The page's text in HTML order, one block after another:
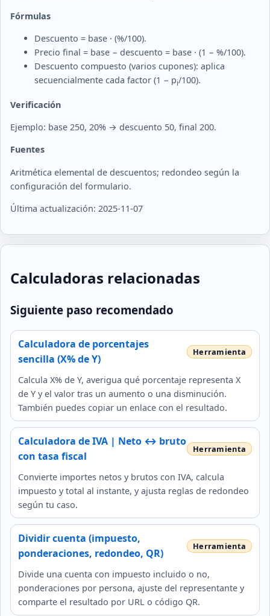
Fórmulas
Descuento = base · (%/100).
Precio final = base − descuento = base · (1 − %/100).
Descuento compuesto (varios cupones): aplica
secuencialmente cada factor (1 − pi/100).
Verificación
Ejemplo: base 250, 20% → descuento 50, final 200.
Fuentes
Aritmética elemental de descuentos; redondeo según la
configuración del formulario.
Última actualización: 2025-11-07
Calculadoras relacionadas
Siguiente paso recomendado
Calculadora de porcentajes
sencilla (X% de Y)
Calcula X% de Y, averigua qué porcentaje representa X
de Y y el valor tras un aumento o una disminución.
También puedes copiar un enlace con el resultado.
Calculadora de IVA | Neto ↔ bruto
con tasa fiscal
Convierte importes netos y brutos con IVA, calcula
impuesto y total al instante, y ajusta reglas de redondeo
según tu caso.
Dividir cuenta (impuesto,
ponderaciones, redondeo, QR)
Divide una cuenta con impuesto incluido o no,
ponderaciones por persona, ajuste del representante y
comparte el resultado por URL o código QR.